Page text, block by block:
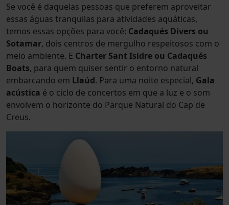
Se você é daquelas pessoas que preferem aproveitar
essas águas tranquilas para atividades aquáticas,
temos essas opções para você: Cadaqués Divers ou
Sotamar, dois centros de mergulho respeitosos com o
meio ambiente. E Charter Sant Isidre ou Cadaqués
Boats, para quem quiser sentir o entorno natural
embarcando em Llaúd. Para uma noite especial, Gala
acústica é o ciclo de concertos em que a luz e o som
envolvem o horizonte do Parque Natural do Cap de
Creus.